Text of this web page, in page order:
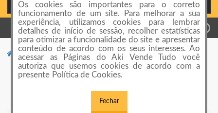
Login ou Cadastro
Categorias de anúncios Celulares e Telefones
Celulares e Telefones
Os cookies são importantes para o correto
funcionamento de um site. Para melhorar a sua
experiência, utilizamos cookies para lembrar
detalhes de início de sessão, recolher estatísticas
para otimizar a funcionalidade do site e apresentar
conteúdo de acordo com os seus interesses. Ao
acessar as Páginas do Aki Vende Tudo você
autoriza que usemos cookies de acordo com a
presente Política de Cookies.
Fechar